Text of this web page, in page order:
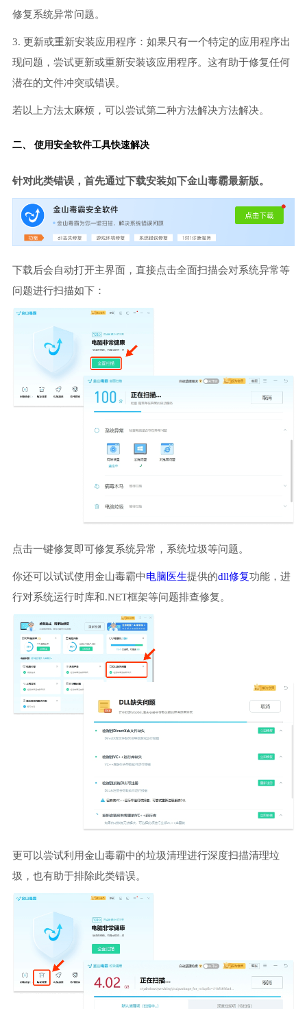
修复系统异常问题。
3. 更新或重新安装应用程序：如果只有一个特定的应用程序出
现问题，尝试更新或重新安装该应用程序。这有助于修复任何
潜在的文件冲突或错误。
若以上方法太麻烦，可以尝试第二种方法解决方法解决。
二、 使用安全软件工具快速解决
针对此类错误，首先通过下载安装如下金山毒霸最新版。
下载后会自动打开主界面，直接点击全面扫描会对系统异常等
问题进行扫描如下：
点击一键修复即可修复系统异常，系统垃圾等问题。
你还可以试试使用金山毒霸中电脑医生提供的dll修复功能，进
行对系统运行时库和.NET框架等问题排查修复。
更可以尝试利用金山毒霸中的垃圾清理进行深度扫描清理垃
圾，也有助于排除此类错误。